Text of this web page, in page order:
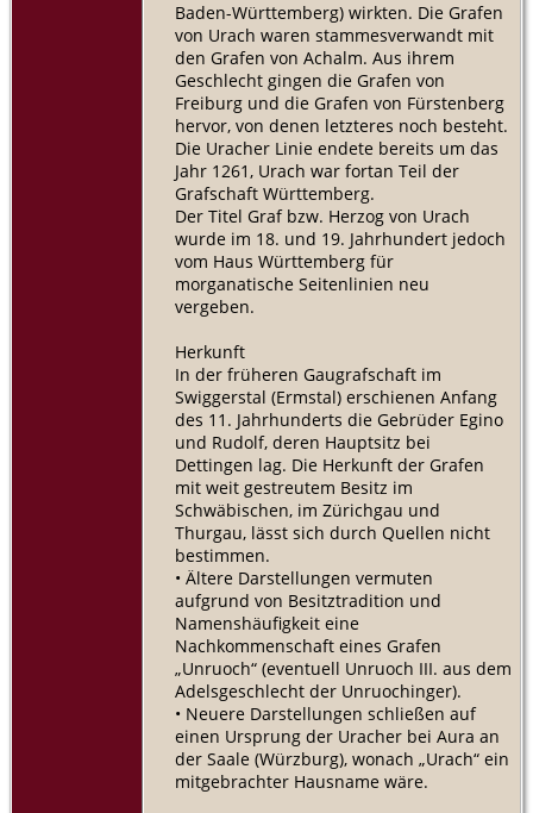
Baden-Württemberg) wirkten. Die Grafen
von Urach waren stammesverwandt mit
den Grafen von Achalm. Aus ihrem
Geschlecht gingen die Grafen von
Freiburg und die Grafen von Fürstenberg
hervor, von denen letzteres noch besteht.
Die Uracher Linie endete bereits um das
Jahr 1261, Urach war fortan Teil der
Grafschaft Württemberg.
Der Titel Graf bzw. Herzog von Urach
wurde im 18. und 19. Jahrhundert jedoch
vom Haus Württemberg für
morganatische Seitenlinien neu
vergeben.
Herkunft
In der früheren Gaugrafschaft im
Swiggerstal (Ermstal) erschienen Anfang
des 11. Jahrhunderts die Gebrüder Egino
und Rudolf, deren Hauptsitz bei
Dettingen lag. Die Herkunft der Grafen
mit weit gestreutem Besitz im
Schwäbischen, im Zürichgau und
Thurgau, lässt sich durch Quellen nicht
bestimmen.
• Ältere Darstellungen vermuten
aufgrund von Besitztradition und
Namenshäufigkeit eine
Nachkommenschaft eines Grafen
„Unruoch“ (eventuell Unruoch III. aus dem
Adelsgeschlecht der Unruochinger).
• Neuere Darstellungen schließen auf
einen Ursprung der Uracher bei Aura an
der Saale (Würzburg), wonach „Urach“ ein
mitgebrachter Hausname wäre.